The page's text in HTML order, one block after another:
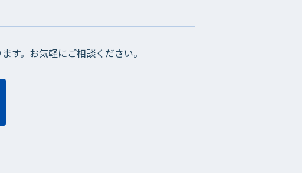
す。お気軽にご相談ください。